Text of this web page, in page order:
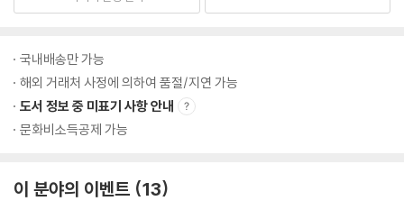
국내배송만 가능
해외 거래처 사정에 의하여 품절/지연 가능
도서 정보 중 미표기 사항 안내
문화비소득공제 가능
이 분야의 이벤트 13